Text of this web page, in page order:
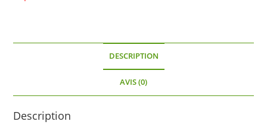
DESCRIPTION
AVIS (0)
Description